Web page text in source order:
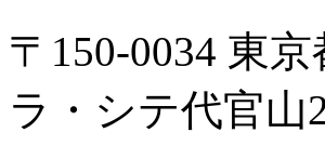
〒150-0034 東
ラ・シテ代官